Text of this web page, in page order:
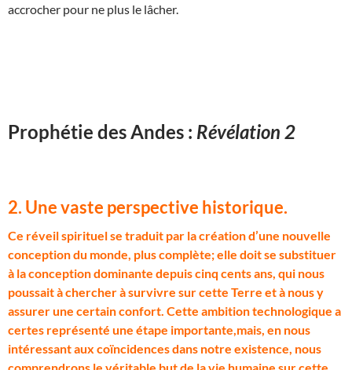
accrocher pour ne plus le lâcher.
Prophétie des Andes : Révélation 2
2. Une vaste perspective historique.
Ce réveil spirituel se traduit par la création d’une nouvelle
conception du monde, plus complète; elle doit se substituer
à la conception dominante depuis cinq cents ans, qui nous
poussait à chercher à survivre sur cette Terre et à nous y
assurer une certain confort. Cette ambition technologique a
certes représenté une étape importante,mais, en nous
intéressant aux coïncidences dans notre existence, nous
comprendrons le véritable but de la vie humaine sur cette